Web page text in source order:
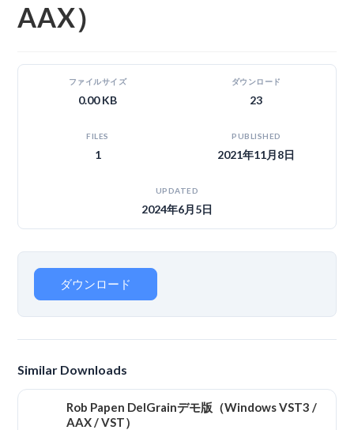
AAX）
ファイルサイズ
0.00 KB
ダウンロード
23
FILES
1
PUBLISHED
2021年11月8日
UPDATED
2024年6月5日
ダウンロード
Similar Downloads
Rob Papen DelGrainデモ版（Windows VST3 /
AAX / VST）